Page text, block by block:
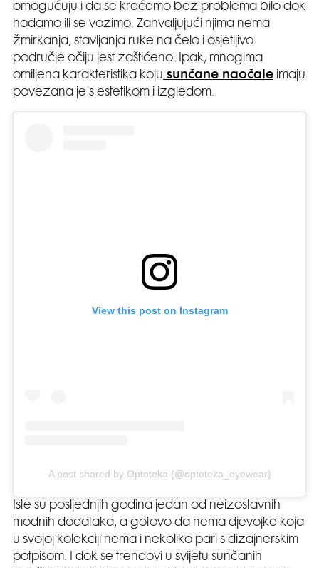
omogućuju i da se krećemo bez problema bilo dok
hodamo ili se vozimo. Zahvaljujući njima nema
žmirkanja, stavljanja ruke na čelo i osjetljivo
područje očiju jest zaštićeno. Ipak, mnogima
omiljena karakteristika koju sunčane naočale imaju
povezana je s estetikom i izgledom.
View this post on Instagram
A post shared by Optoteka (@optoteka_eyewear)
Iste su posljednjih godina jedan od neizostavnih
modnih dodataka, a gotovo da nema djevojke koja
u svojoj kolekciji nema i nekoliko pari s dizajnerskim
potpisom. I dok se trendovi u svijetu sunčanih